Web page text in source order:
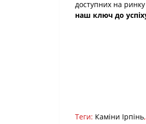
доступних на ринку
наш ключ до
Теги: Каміни Ірпінь,